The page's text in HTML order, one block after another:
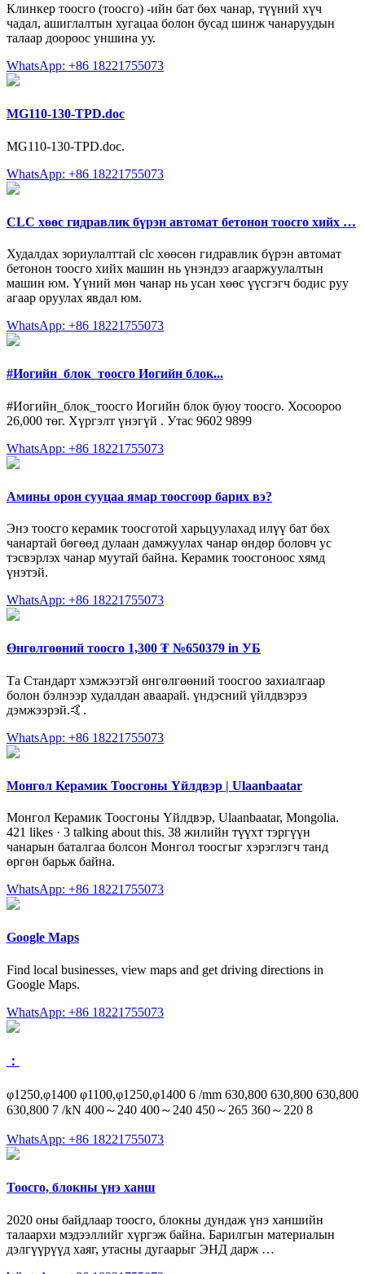
Клинкер тоосго (тоосго) -ийн бат бөх чанар, түүний хүч
чадал, ашиглалтын хугацаа болон бусад шинж чанаруудын
талаар доороос уншина уу.
WhatsApp: +86 18221755073
MG110-130-TPD.doc
MG110-130-TPD.doc.
WhatsApp: +86 18221755073
CLC хөөс гидравлик бүрэн автомат бетонон тоосго хийх …
Худалдах зориулалттай clc хөөсөн гидравлик бүрэн автомат
бетонон тоосго хийх машин нь үнэндээ агааржуулалтын
машин юм. Үүний мөн чанар нь усан хөөс үүсгэгч бодис руу
агаар оруулах явдал юм.
WhatsApp: +86 18221755073
#Иогийн_блок_тоосго Иогийн блок...
#Иогийн_блок_тоосго Иогийн блок буюу тоосго. Хосоороо
26,000 төг. Хүргэлт үнэгүй . Утас 9602 9899
WhatsApp: +86 18221755073
Амины орон сууцаа ямар тоосгоор барих вэ?
Энэ тоосго керамик тоосготой харьцуулахад илүү бат бөх
чанартай бөгөөд дулаан дамжуулах чанар өндөр боловч ус
тэсвэрлэх чанар муутай байна. Керамик тоосгоноос хямд
үнэтэй.
WhatsApp: +86 18221755073
Өнгөлгөөний тоосго 1,300 ₮ №650379 in УБ
Та Стандарт хэмжээтэй өнгөлгөөний тоосгоо захиалгаар
болон бэлнээр худалдан аваарай. үндэсний үйлдвэрээ
дэмжээрэй.🤙.
WhatsApp: +86 18221755073
Монгол Керамик Тоосгоны Үйлдвэр | Ulaanbaatar
Монгол Керамик Тоосгоны Үйлдвэр, Ulaanbaatar, Mongolia.
421 likes · 3 talking about this. 38 жилийн түүхт тэргүүн
чанарын баталгаа болсон Монгол тоосгыг хэрэглэгч танд
өргөн барьж байна.
WhatsApp: +86 18221755073
Google Maps
Find local businesses, view maps and get driving directions in
Google Maps.
WhatsApp: +86 18221755073
：
φ1250,φ1400 φ1100,φ1250,φ1400 6 /mm 630,800 630,800 630,800
630,800 7 /kN 400～240 400～240 450～265 360～220 8
WhatsApp: +86 18221755073
Тоосго, блокны үнэ ханш
2020 оны байдлаар тоосго, блокны дундаж үнэ ханшийн
талаархи мэдээллийг хүргэж байна. Барилгын материалын
дэлгүүрүүд хаяг, утасны дугаарыг ЭНД дарж …